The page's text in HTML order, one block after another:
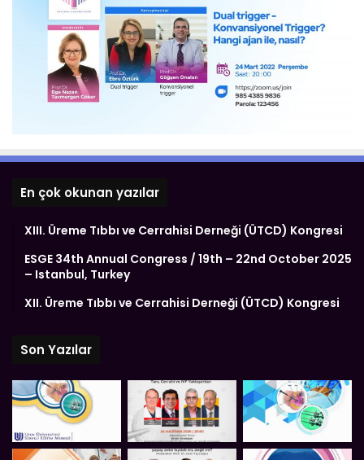
En çok okunan yazılar
XIII. Üreme Tıbbı ve Cerrahisi Derneği (ÜTCD) Kongresi
ESGE 34th Annual Congress / 19th – 22nd October 2025
– Istanbul, Turkey
XII. Üreme Tıbbı ve Cerrahisi Derneği (ÜTCD) Kongresi
Son Yazılar